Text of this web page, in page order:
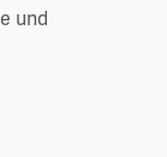
und